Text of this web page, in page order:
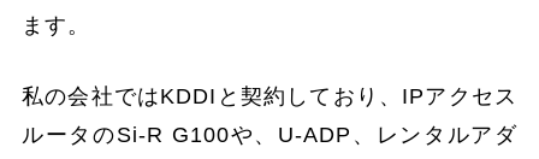
ます。
私の会社ではKDDIと契約しており、IPアクセス
ルータのSi-R G100や、U-ADP、レンタルアダ